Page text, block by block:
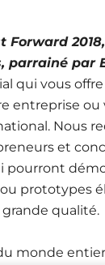
Forward 2018,
parrainé par
qui vous offre
entreprise
Nous
et
pourront
prototypes
qualité.
monde